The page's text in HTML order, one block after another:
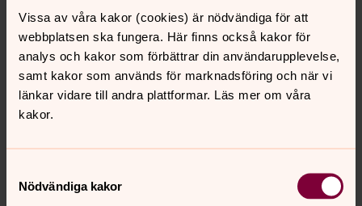
Vissa av våra kakor (cookies) är nödvändiga för att
webbplatsen ska fungera. Här finns också kakor för
analys och kakor som förbättrar din användarupplevelse,
samt kakor som används för marknadsföring och när vi
länkar vidare till andra plattformar. Läs mer om våra
kakor.
Nödvändiga kakor
kaffe hos biskop Mikael Mogren.
Synpunkter eller frågor på sidans
innehåll?